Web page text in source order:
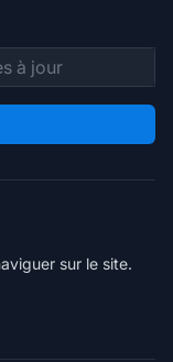
sur le site.